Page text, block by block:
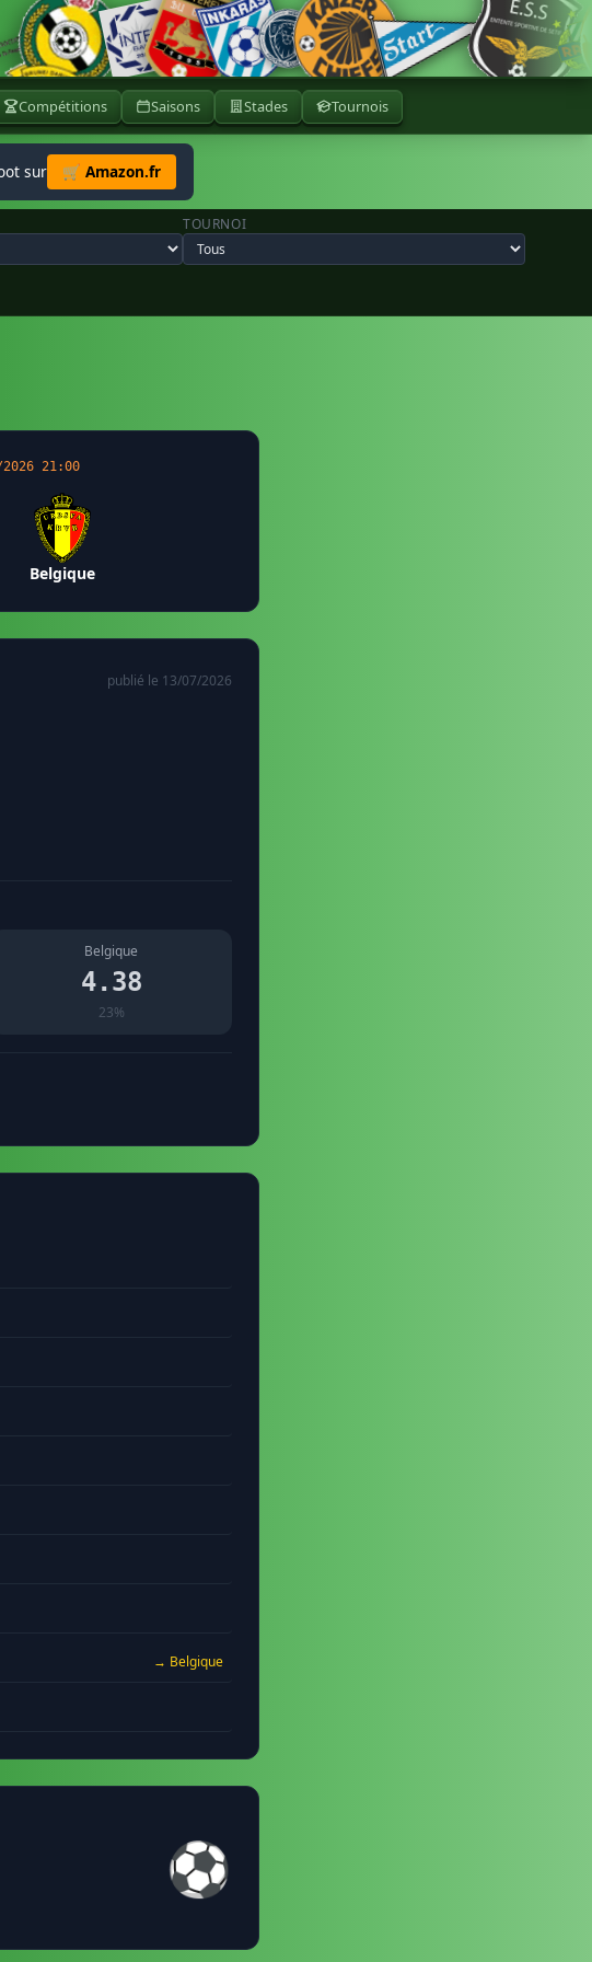
Compétitions Saisons Stades Tournois
sur 🛒 Amazon.fr
TOURNOI
21:00
Belgique
publié le 13/07/2026
Belgique
4.38
23%
→ Belgique
⚽